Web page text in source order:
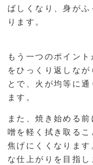
ばしくなり、身が
ります。
もう一つのポイン
をひっくり返しな
とで、火が均等に
ます。
また、焼き始める
噌を軽く拭き取るこ
焦げにくくなりま
な仕上がりを目指し